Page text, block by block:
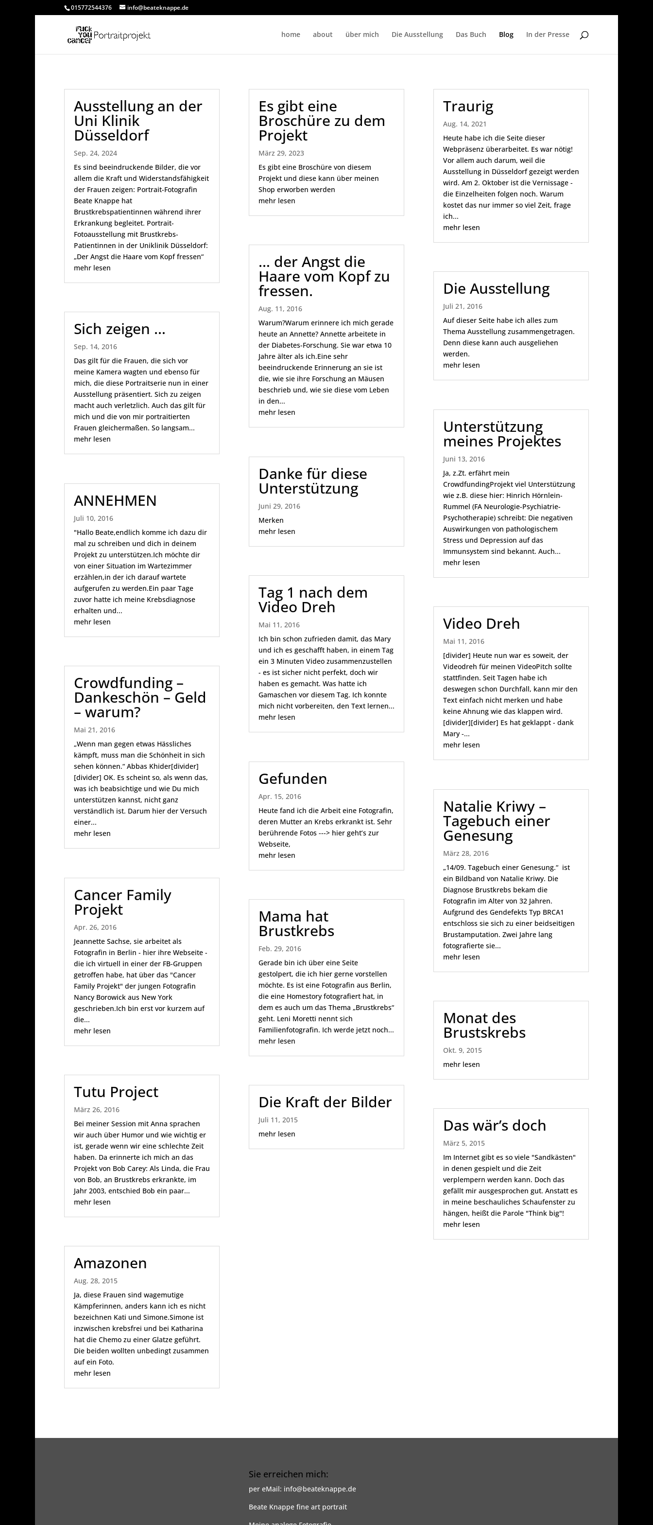
015772544376 info@beateknappe.de
home about über mich Die Ausstellung Das Buch Blog In der Presse
Ausstellung an der
Uni Klinik
Düsseldorf
Sep. 24, 2024
Es sind beeindruckende Bilder, die vor
allem die Kraft und Widerstandsfähigkeit
der Frauen zeigen: Portrait-Fotografin
Beate Knappe hat
Brustkrebspatientinnen während ihrer
Erkrankung begleitet. Portrait-
Fotoausstellung mit Brustkrebs-
Patientinnen in der Uniklinik Düsseldorf:
„Der Angst die Haare vom Kopf fressen“
mehr lesen
Sich zeigen …
Sep. 14, 2016
Das gilt für die Frauen, die sich vor
meine Kamera wagten und ebenso für
mich, die diese Portraitserie nun in einer
Ausstellung präsentiert. Sich zu zeigen
macht auch verletzlich. Auch das gilt für
mich und die von mir portraitierten
Frauen gleichermaßen. So langsam...
mehr lesen
ANNEHMEN
Juli 10, 2016
"Hallo Beate,endlich komme ich dazu dir
mal zu schreiben und dich in deinem
Projekt zu unterstützen.Ich möchte dir
von einer Situation im Wartezimmer
erzählen,in der ich darauf wartete
aufgerufen zu werden.Ein paar Tage
zuvor hatte ich meine Krebsdiagnose
erhalten und...
mehr lesen
Crowdfunding –
Dankeschön – Geld
– warum?
Mai 21, 2016
„Wenn man gegen etwas Hässliches
kämpft, muss man die Schönheit in sich
sehen können.“ Abbas Khider[divider]
[divider] OK. Es scheint so, als wenn das,
was ich beabsichtige und wie Du mich
unterstützen kannst, nicht ganz
verständlich ist. Darum hier der Versuch
einer...
mehr lesen
Cancer Family
Projekt
Apr. 26, 2016
Jeannette Sachse, sie arbeitet als
Fotografin in Berlin - hier ihre Webseite -
die ich virtuell in einer der FB-Gruppen
getroffen habe, hat über das "Cancer
Family Projekt" der jungen Fotografin
Nancy Borowick aus New York
geschrieben.Ich bin erst vor kurzem auf
die...
mehr lesen
Tutu Project
März 26, 2016
Bei meiner Session mit Anna sprachen
wir auch über Humor und wie wichtig er
ist, gerade wenn wir eine schlechte Zeit
haben. Da erinnerte ich mich an das
Projekt von Bob Carey: Als Linda, die Frau
von Bob, an Brustkrebs erkrankte, im
Jahr 2003, entschied Bob ein paar...
mehr lesen
Amazonen
Aug. 28, 2015
Ja, diese Frauen sind wagemutige
Kämpferinnen, anders kann ich es nicht
bezeichnen Kati und Simone.Simone ist
inzwischen krebsfrei und bei Katharina
hat die Chemo zu einer Glatze geführt.
Die beiden wollten unbedingt zusammen
auf ein Foto.
mehr lesen
Es gibt eine
Broschüre zu dem
Projekt
März 29, 2023
Es gibt eine Broschüre von diesem
Projekt und diese kann über meinen
Shop erworben werden
mehr lesen
… der Angst die
Haare vom Kopf zu
fressen.
Aug. 11, 2016
Warum?Warum erinnere ich mich gerade
heute an Annette? Annette arbeitete in
der Diabetes-Forschung. Sie war etwa 10
Jahre älter als ich.Eine sehr
beeindruckende Erinnerung an sie ist
die, wie sie ihre Forschung an Mäusen
beschrieb und, wie sie diese vom Leben
in den...
mehr lesen
Danke für diese
Unterstützung
Juni 29, 2016
Merken
mehr lesen
Tag 1 nach dem
Video Dreh
Mai 11, 2016
Ich bin schon zufrieden damit, das Mary
und ich es geschafft haben, in einem Tag
ein 3 Minuten Video zusammenzustellen
- es ist sicher nicht perfekt, doch wir
haben es gemacht. Was hatte ich
Gamaschen vor diesem Tag. Ich konnte
mich nicht vorbereiten, den Text lernen...
mehr lesen
Gefunden
Apr. 15, 2016
Heute fand ich die Arbeit eine Fotografin,
deren Mutter an Krebs erkrankt ist. Sehr
berührende Fotos ---> hier geht’s zur
Webseite,
mehr lesen
Mama hat
Brustkrebs
Feb. 29, 2016
Gerade bin ich über eine Seite
gestolpert, die ich hier gerne vorstellen
möchte. Es ist eine Fotografin aus Berlin,
die eine Homestory fotografiert hat, in
dem es auch um das Thema „Brustkrebs“
geht. Leni Moretti nennt sich
Familienfotografin. Ich werde jetzt noch...
mehr lesen
Die Kraft der Bilder
Juli 11, 2015
mehr lesen
Traurig
Aug. 14, 2021
Heute habe ich die Seite dieser
Webpräsenz überarbeitet. Es war nötig!
Vor allem auch darum, weil die
Ausstellung in Düsseldorf gezeigt werden
wird. Am 2. Oktober ist die Vernissage -
die Einzelheiten folgen noch. Warum
kostet das nur immer so viel Zeit, frage
ich...
mehr lesen
Die Ausstellung
Juli 21, 2016
Auf dieser Seite habe ich alles zum
Thema Ausstellung zusammengetragen.
Denn diese kann auch ausgeliehen
werden.
mehr lesen
Unterstützung
meines Projektes
Juni 13, 2016
Ja, z.Zt. erfährt mein
CrowdfundingProjekt viel Unterstützung
wie z.B. diese hier: Hinrich Hörnlein-
Rummel (FA Neurologie-Psychiatrie-
Psychotherapie) schreibt: Die negativen
Auswirkungen von pathologischem
Stress und Depression auf das
Immunsystem sind bekannt. Auch...
mehr lesen
Video Dreh
Mai 11, 2016
[divider] Heute nun war es soweit, der
Videodreh für meinen VideoPitch sollte
stattfinden. Seit Tagen habe ich
deswegen schon Durchfall, kann mir den
Text einfach nicht merken und habe
keine Ahnung wie das klappen wird.
[divider][divider] Es hat geklappt - dank
Mary -...
mehr lesen
Natalie Kriwy –
Tagebuch einer
Genesung
März 28, 2016
„14/09. Tagebuch einer Genesung.“ ist
ein Bildband von Natalie Kriwy. Die
Diagnose Brustkrebs bekam die
Fotografin im Alter von 32 Jahren.
Aufgrund des Gendefekts Typ BRCA1
entschloss sie sich zu einer beidseitigen
Brustamputation. Zwei Jahre lang
fotografierte sie...
mehr lesen
Monat des
Brustskrebs
Okt. 9, 2015
mehr lesen
Das wär’s doch
März 5, 2015
Im Internet gibt es so viele "Sandkästen"
in denen gespielt und die Zeit
verplempern werden kann. Doch das
gefällt mir ausgesprochen gut. Anstatt es
in meine beschauliches Schaufenster zu
hängen, heißt die Parole "Think big"!
mehr lesen
Sie erreichen mich:
per eMail: info@beateknappe.de
Beate Knappe fine art portrait